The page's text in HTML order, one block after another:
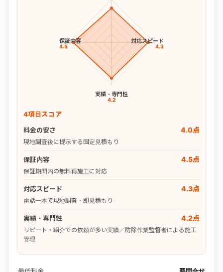
対応スピード
4.3
実績・専門性
4.2
保証内容
4.5
4項目スコア
料金の安さ
4.0点
現地調査後に提示する固定見積もり
保証内容 4.5点
保証期間内の無料再施工に対応
対応スピード 4.3点
電話一本で現地調査・即見積もり
実績・専門性 4.2点
リピート・紹介での依頼が多い実績／防除作業監督者による施工
管理